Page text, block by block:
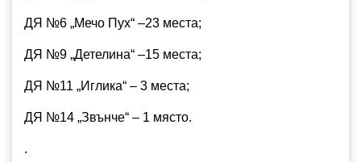
ДЯ №6 „Мечо Пух“ –23 места;
ДЯ №9 „Детелина“ –15 места;
ДЯ №11 „Иглика“ – 3 места;
ДЯ №14 „Звънче“ – 1 място.
.